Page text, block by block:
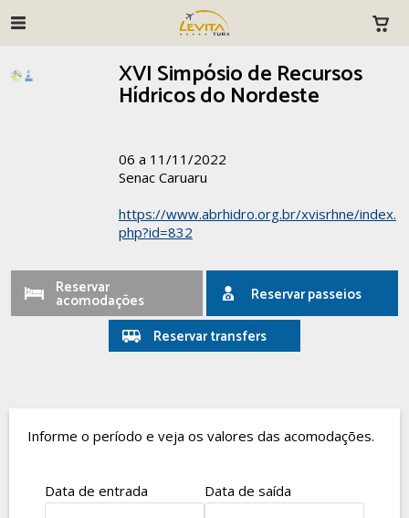
XVI Simpósio de Recursos
Hídricos do Nordeste
06 a 11/11/2022
Senac Caruaru
https://www.abrhidro.org.br/xvisrhne/index.
php?id=832
Reservar
acomodações
Reservar passeios
Reservar transfers
Informe o período e veja os valores das acomodações.
Data de entrada Data de saída